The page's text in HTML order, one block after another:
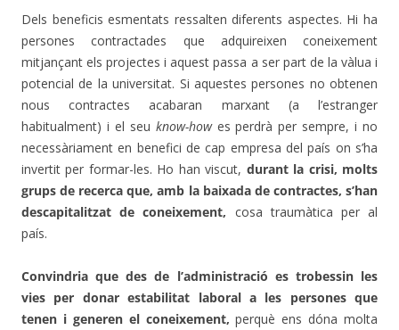
Dels beneficis esmentats ressalten diferents aspectes. Hi ha
persones contractades que adquireixen coneixement
mitjançant els projectes i aquest passa a ser part de la vàlua i
potencial de la universitat. Si aquestes persones no obtenen
nous contractes acabaran marxant (a l’estranger
habitualment) i el seu know-how es perdrà per sempre, i no
necessàriament en benefici de cap empresa del país on s’ha
invertit per formar-les. Ho han viscut, durant la crisi, molts
grups de recerca que, amb la baixada de contractes, s’han
descapitalitzat de coneixement, cosa traumàtica per al
país.
Convindria que des de l’administració es trobessin les
vies per donar estabilitat laboral a les persones que
tenen i generen el coneixement, perquè ens dóna molta